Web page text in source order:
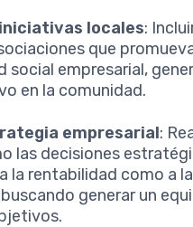
locales:
que
social empresarial,
en la comunidad.
empresarial:
las decisiones
la rentabilidad como a la
generar un